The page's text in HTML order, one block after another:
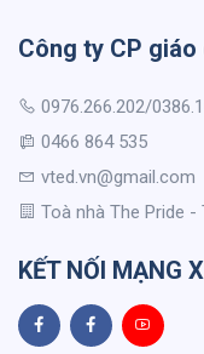
Công ty CP
0976.266.202/
0466 864 535
vted.vn@gmail.com
Toà nhà The Pride -
KẾT NỐI MẠNG